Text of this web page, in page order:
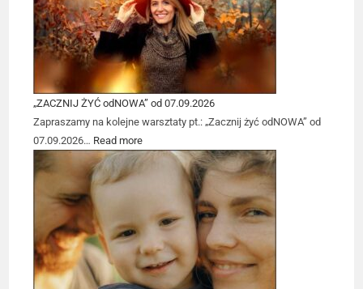
„ZACZNIJ ŻYĆ odNOWA” od 07.09.2026
Zapraszamy na kolejne warsztaty pt.: „Zacznij żyć odNOWA” od
07.09.2026… Read more